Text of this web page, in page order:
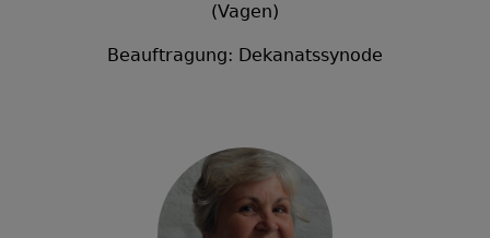
(Vagen)
Beauftragung: Dekanatssynode